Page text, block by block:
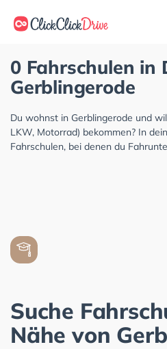
0 Fahrschulen in
Gerblingerode
Du wohnst in Gerblingerode und
LKW, Motorrad) bekommen? In
Fahrschulen, bei denen du
Suche
Nähe von